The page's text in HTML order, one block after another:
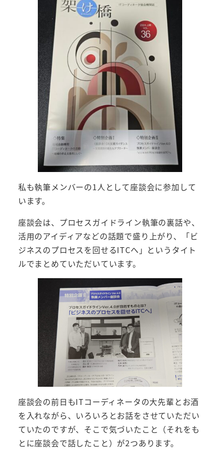
私も執筆メンバーの1人として座談会に参加して
います。
座談会は、プロセスガイドライン執筆の裏話や、
活用のアイディアなどの話題で盛り上がり、「ビ
ジネスのプロセスを回せるITCへ」というタイト
ルでまとめていただいています。
座談会の前日もITコーディネータの大先輩とお酒
を入れながら、いろいろとお話をさせていただい
ていたのですが、そこで気づいたこと（それをも
とに座談会で話したこと）が2つあります。